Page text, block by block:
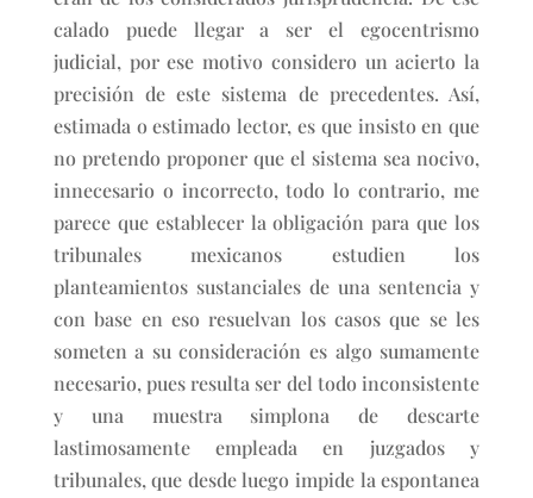
calado puede llegar a ser el egocentrismo
judicial, por ese motivo considero un acierto la
precisión de este sistema de precedentes. Así,
estimada o estimado lector, es que insisto en que
no pretendo proponer que el sistema sea nocivo,
innecesario o incorrecto, todo lo contrario, me
parece que establecer la obligación para que los
tribunales mexicanos estudien los
planteamientos sustanciales de una sentencia y
con base en eso resuelvan los casos que se les
someten a su consideración es algo sumamente
necesario, pues resulta ser del todo inconsistente
y una muestra simplona de descarte
lastimosamente empleada en juzgados y
tribunales, que desde luego impide la espontanea